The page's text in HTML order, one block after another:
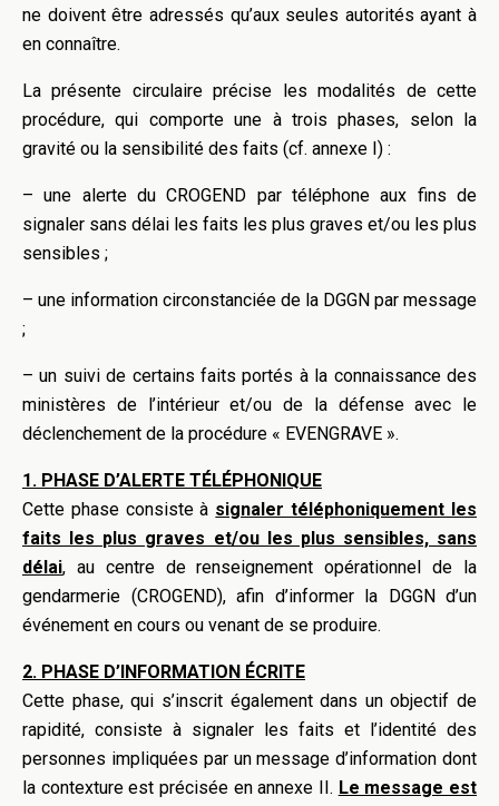
ne doivent être adressés qu’aux seules autorités ayant à
en connaître.
La présente circulaire précise les modalités de cette
procédure, qui comporte une à trois phases, selon la
gravité ou la sensibilité des faits (cf. annexe I) :
– une alerte du CROGEND par téléphone aux fins de
signaler sans délai les faits les plus graves et/ou les plus
sensibles ;
– une information circonstanciée de la DGGN par message
;
– un suivi de certains faits portés à la connaissance des
ministères de l’intérieur et/ou de la défense avec le
déclenchement de la procédure « EVENGRAVE ».
1. PHASE D’ALERTE TÉLÉPHONIQUE
Cette phase consiste à signaler téléphoniquement les
faits les plus graves et/ou les plus sensibles, sans
délai, au centre de renseignement opérationnel de la
gendarmerie (CROGEND), afin d’informer la DGGN d’un
événement en cours ou venant de se produire.
2. PHASE D’INFORMATION ÉCRITE
Cette phase, qui s’inscrit également dans un objectif de
rapidité, consiste à signaler les faits et l’identité des
personnes impliquées par un message d’information dont
la contexture est précisée en annexe II. Le message est